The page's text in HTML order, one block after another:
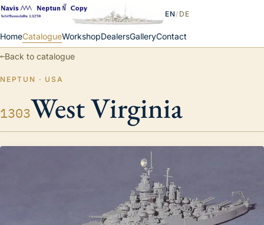
HomeCatalogueWorkshopDealersGalleryContact
EN/ DE
←Back to catalogue
NEPTUN · USA
1303West Virginia